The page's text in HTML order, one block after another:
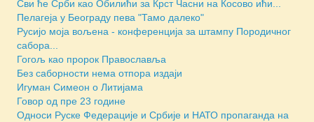
Сви ће Срби као Обилићи за Крст Часни на Косово ићи...
Пелагеја у Београду пева "Тамо далеко"
Русијо моја вољена - конференција за штампу Породичног
сабора...
Гогољ као пророк Православља
Без саборности нема отпора издаји
Игуман Симеон о Литијама
Говор од пре 23 године
Односи Руске Федерације и Србије и НАТО пропаганда на